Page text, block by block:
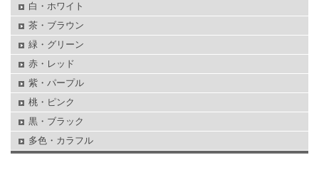
白・ホワイト
茶・ブラウン
緑・グリーン
赤・レッド
紫・パープル
桃・ピンク
黒・ブラック
多色・カラフル